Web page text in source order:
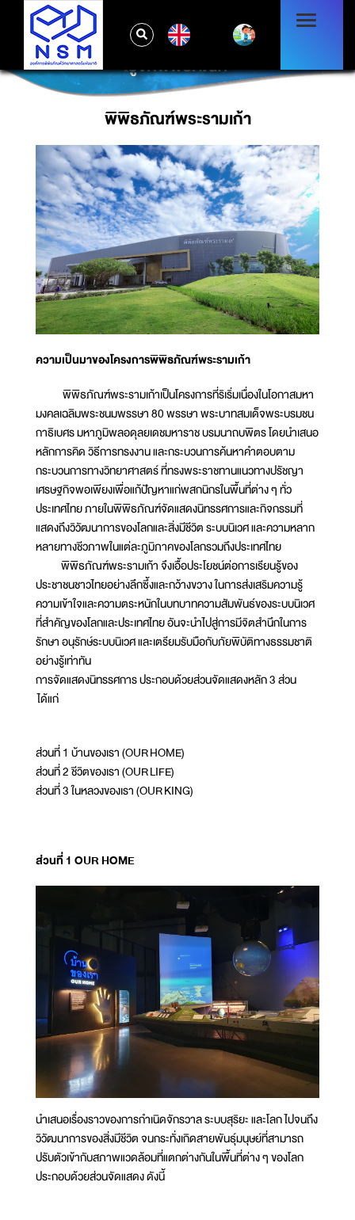
รู้จักพิพิธภัณฑ์
พิพิธภัณฑ์พระรามเก้า
ความเป็นมาของโครงการพิพิธภัณฑ์พระรามเก้า
พิพิธภัณฑ์พระรามเก้าเป็นโครงการที่ริเริ่มเนื่องในโอกาสมหา
มงคลเฉลิมพระชนมพรรษา 80 พรรษา พระบาทสมเด็จพระบรมชน
กาธิเบศร มหาภูมิพลอดุลยเดชมหาราช บรมนาถบพิตร โดยนำเสนอ
หลักการคิด วิธีการทรงงาน และกระบวนการค้นหาคำตอบตาม
กระบวนการทางวิทยาศาสตร์ ที่ทรงพระราชทานแนวทางปรัชญา
เศรษฐกิจพอเพียงเพื่อแก้ปัญหาแก่พสกนิกรในพื้นที่ต่าง ๆ ทั่ว
ประเทศไทย ภายในพิพิธภัณฑ์จัดแสดงนิทรรศการและกิจกรรมที่
แสดงถึงวิวัฒนาการของโลกและสิ่งมีชีวิต ระบบนิเวศ และความหลาก
หลายทางชีวภาพในแต่ละภูมิภาคของโลกรวมถึงประเทศไทย
พิพิธภัณฑ์พระรามเก้า จึงเอื้อประโยชน์ต่อการเรียนรู้ของ
ประชาชนชาวไทยอย่างลึกซึ้งและกว้างขวาง ในการส่งเสริมความรู้
ความเข้าใจและความตระหนักในบทบาทความสัมพันธ์ของระบบนิเวศ
ที่สำคัญของโลกและประเทศไทย อันจะนำไปสู่การมีจิตสำนึกในการ
รักษา อนุรักษ์ระบบนิเวศ และเตรียมรับมือกับภัยพิบัติทางธรรมชาติ
อย่างรู้เท่าทัน
การจัดแสดงนิทรรศการ ประกอบด้วยส่วนจัดแสดงหลัก 3 ส่วน
ได้แก่
ส่วนที่ 1 บ้านของเรา (OUR HOME)
ส่วนที่ 2 ชีวิตของเรา (OUR LIFE)
ส่วนที่ 3 ในหลวงของเรา (OUR KING)
ส่วนที่ 1 OUR HOME
นำเสนอเรื่องราวของการกำเนิดจักรวาล ระบบสุริยะ และโลก ไปจนถึง
วิวัฒนาการของสิ่งมีชีวิต จนกระทั่งเกิดสายพันธุ์มนุษย์ที่สามารถ
ปรับตัวเข้ากับสภาพแวดล้อมที่แตกต่างกันในพื้นที่ต่าง ๆ ของโลก
ประกอบด้วยส่วนจัดแสดง ดังนี้